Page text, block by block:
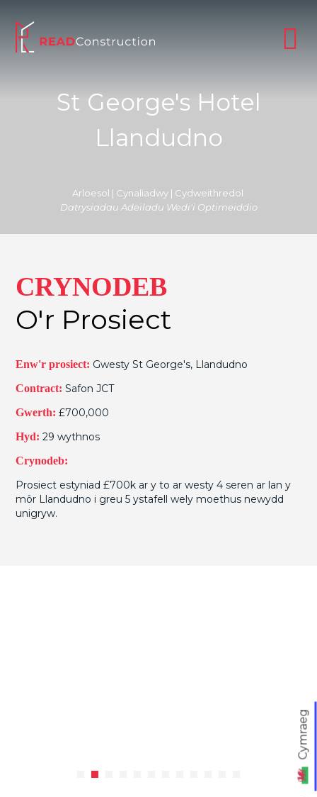
Cymraeg
St George's Hotel
Llandudno
Arloesol | Cynaliadwy | Cydweithredol
Datrysiadau Adeiladu Wedi'i Optimeiddio
CRYNODEB
O'r Prosiect
Enw'r prosiect: Gwesty St George's, Llandudno
Contract:Safon JCT
Gwerth:£700,000
Hyd:29 wythnos
Crynodeb:
Prosiect estyniad £700k ar y to ar westy 4 seren ar lan y
môr Llandudno i greu 5 ystafell wely moethus newydd
unigryw.